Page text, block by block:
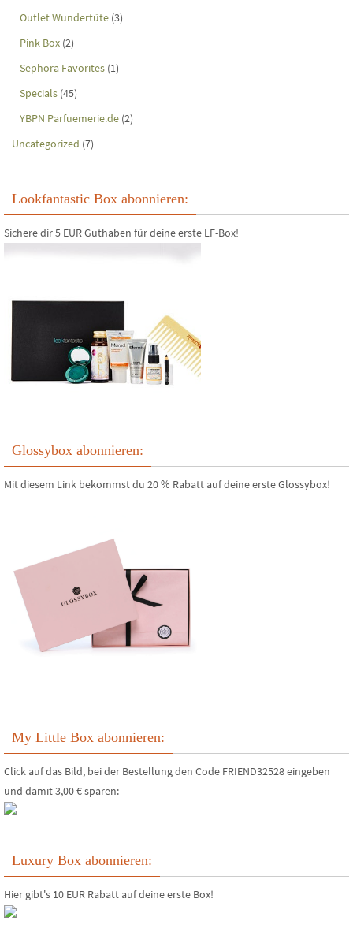
Outlet Wundertüte (3)
Pink Box (2)
Sephora Favorites (1)
Specials (45)
YBPN Parfuemerie.de (2)
Uncategorized (7)
Lookfantastic Box abonnieren:
Sichere dir 5 EUR Guthaben für deine erste LF-Box!
Glossybox abonnieren:
Mit diesem Link bekommst du 20 % Rabatt auf deine erste Glossybox!
My Little Box abonnieren:
Click auf das Bild, bei der Bestellung den Code FRIEND32528 eingeben
und damit 3,00 € sparen:
Luxury Box abonnieren:
Hier gibt's 10 EUR Rabatt auf deine erste Box!